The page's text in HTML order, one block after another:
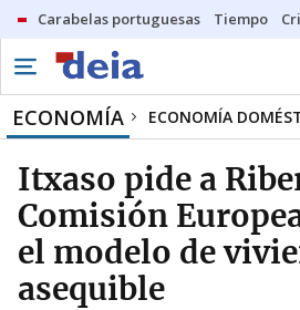
Carabelas portuguesas Tiempo
ECONOMÍA ECONOMÍA
Itxaso pide a
Comisión
el modelo de
asequible